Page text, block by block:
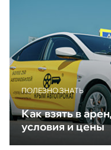
ПОЛЕЗНО ЗНАТЬ
Как взять в
условия и цены